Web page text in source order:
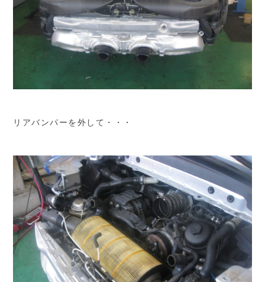
リアバンパーを外して・・・